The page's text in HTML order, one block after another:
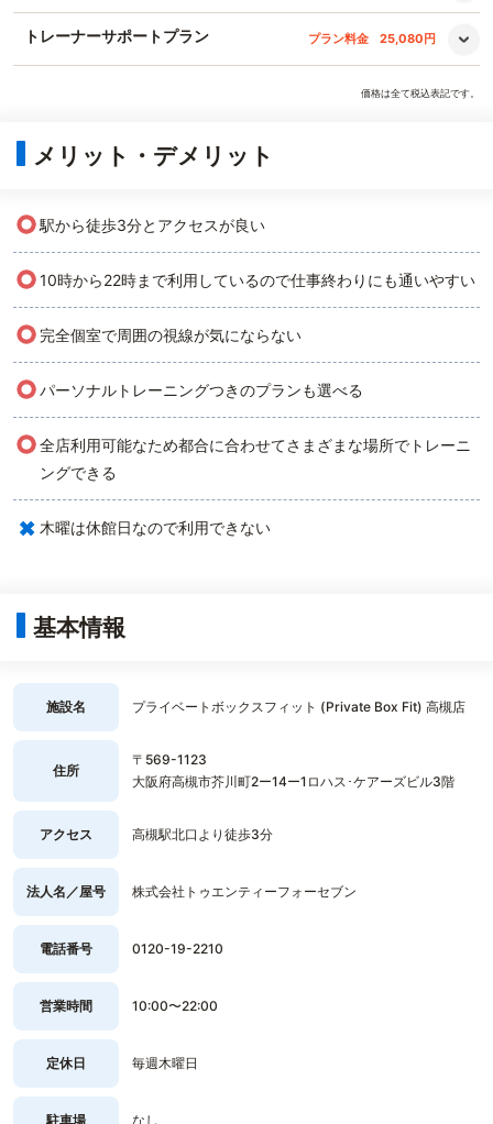
トレーナーサポートプラン プラン料金 25,080円
価格は全て税込表記です。
メリット・デメリット
○駅から徒歩3分とアクセスが良い
○10時から22時まで利用しているので仕事終わりにも通いやすい
○ 完全個室で周囲の視線が気にならない
○パーソナルトレーニングつきのプランも選べる
○全店利用可能なため都合に合わせてさまざまな場所でトレーニ
ングできる
× 木曜は休館日なので利用できない
基本情報
施設名 プライベートボックスフィット (Private Box Fit) 高槻店
住所
〒569-1123
大阪府高槻市芥川町2ー14ー1ロハス･ケアーズビル3階
アクセス 高槻駅北口より徒歩3分
法人名／屋号 株式会社トゥエンティーフォーセブン
電話番号 0120-19-2210
営業時間 10:00〜22:00
定休日 毎週木曜日
駐車場 なし